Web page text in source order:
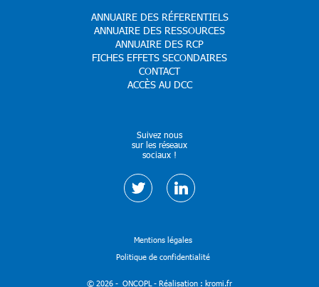
ANNUAIRE DES RÉFERENTIELS
ANNUAIRE DES RESSOURCES
ANNUAIRE DES RCP
FICHES EFFETS SECONDAIRES
CONTACT
ACCÈS AU DCC
Suivez nous
sur les réseaux
sociaux !
Mentions légales
Politique de confidentialité
© 2026 - ONCOPL - Réalisation : kromi.fr